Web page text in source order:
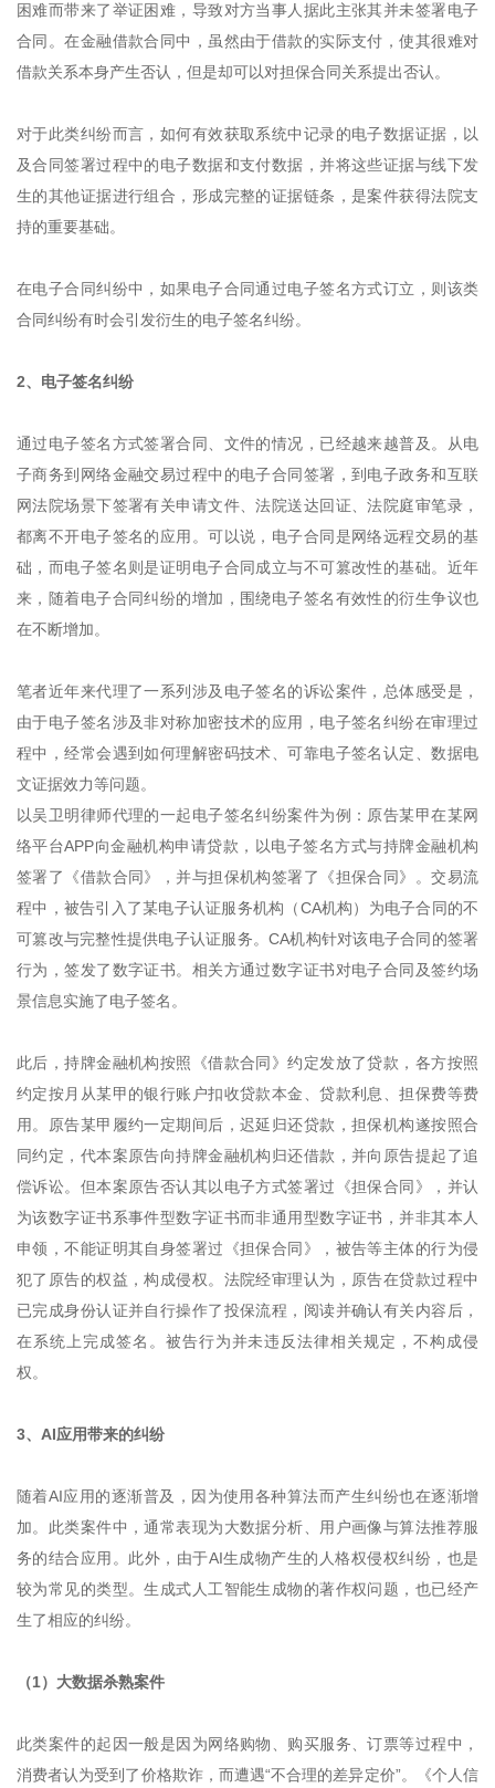
困难而带来了举证困难，导致对方当事人据此主张其并未签署电子
合同。在金融借款合同中，虽然由于借款的实际支付，使其很难对
借款关系本身产生否认，但是却可以对担保合同关系提出否认。
对于此类纠纷而言，如何有效获取系统中记录的电子数据证据，以
及合同签署过程中的电子数据和支付数据，并将这些证据与线下发
生的其他证据进行组合，形成完整的证据链条，是案件获得法院支
持的重要基础。
在电子合同纠纷中，如果电子合同通过电子签名方式订立，则该类
合同纠纷有时会引发衍生的电子签名纠纷。
2、电子签名纠纷
通过电子签名方式签署合同、文件的情况，已经越来越普及。从电
子商务到网络金融交易过程中的电子合同签署，到电子政务和互联
网法院场景下签署有关申请文件、法院送达回证、法院庭审笔录，
都离不开电子签名的应用。可以说，电子合同是网络远程交易的基
础，而电子签名则是证明电子合同成立与不可篡改性的基础。近年
来，随着电子合同纠纷的增加，围绕电子签名有效性的衍生争议也
在不断增加。
笔者近年来代理了一系列涉及电子签名的诉讼案件，总体感受是，
由于电子签名涉及非对称加密技术的应用，电子签名纠纷在审理过
程中，经常会遇到如何理解密码技术、可靠电子签名认定、数据电
文证据效力等问题。
以吴卫明律师代理的一起电子签名纠纷案件为例：原告某甲在某网
络平台APP向金融机构申请贷款，以电子签名方式与持牌金融机构
签署了《借款合同》，并与担保机构签署了《担保合同》。交易流
程中，被告引入了某电子认证服务机构（CA机构）为电子合同的不
可篡改与完整性提供电子认证服务。CA机构针对该电子合同的签署
行为，签发了数字证书。相关方通过数字证书对电子合同及签约场
景信息实施了电子签名。
此后，持牌金融机构按照《借款合同》约定发放了贷款，各方按照
约定按月从某甲的银行账户扣收贷款本金、贷款利息、担保费等费
用。原告某甲履约一定期间后，迟延归还贷款，担保机构遂按照合
同约定，代本案原告向持牌金融机构归还借款，并向原告提起了追
偿诉讼。但本案原告否认其以电子方式签署过《担保合同》，并认
为该数字证书系事件型数字证书而非通用型数字证书，并非其本人
申领，不能证明其自身签署过《担保合同》，被告等主体的行为侵
犯了原告的权益，构成侵权。法院经审理认为，原告在贷款过程中
已完成身份认证并自行操作了投保流程，阅读并确认有关内容后，
在系统上完成签名。被告行为并未违反法律相关规定，不构成侵
权。
3、AI应用带来的纠纷
随着AI应用的逐渐普及，因为使用各种算法而产生纠纷也在逐渐增
加。此类案件中，通常表现为大数据分析、用户画像与算法推荐服
务的结合应用。此外，由于AI生成物产生的人格权侵权纠纷，也是
较为常见的类型。生成式人工智能生成物的著作权问题，也已经产
生了相应的纠纷。
（1）大数据杀熟案件
此类案件的起因一般是因为网络购物、购买服务、订票等过程中，
消费者认为受到了价格欺诈，而遭遇“不合理的差异定价”。《个人信